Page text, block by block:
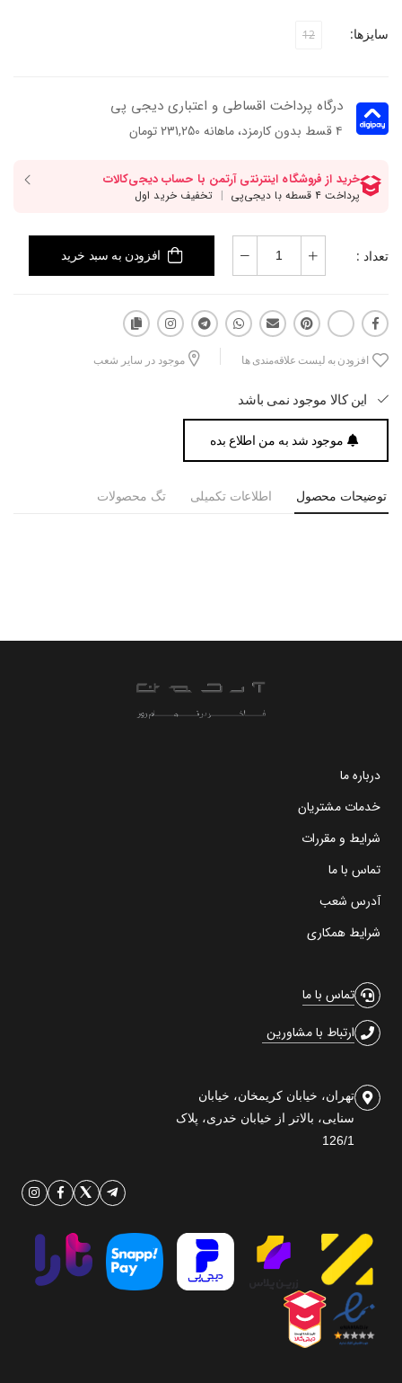
سایزها: 12
درگاه پرداخت اقساطی و اعتباری دیجی پی
۴ قسط بدون کارمزد، ماهانه 231,250 تومان
تعداد : افزودن به سبد خرید
افزودن به لیست علاقه‌مندی ها موجود در سایر شعب
این کالا موجود نمی باشد
موجود شد به من اطلاع بده
توضیحات محصول اطلاعات تکمیلی تگ محصولات
درباره ما
خدمات مشتریان
شرایط و مقررات
تماس با ما
آدرس شعب
شرایط همکاری
تماس با ما
ارتباط با مشاورین
تهران، خیابان کریمخان، خیابان
سنایی، بالاتر از خیابان خدری، پلاک
126/1